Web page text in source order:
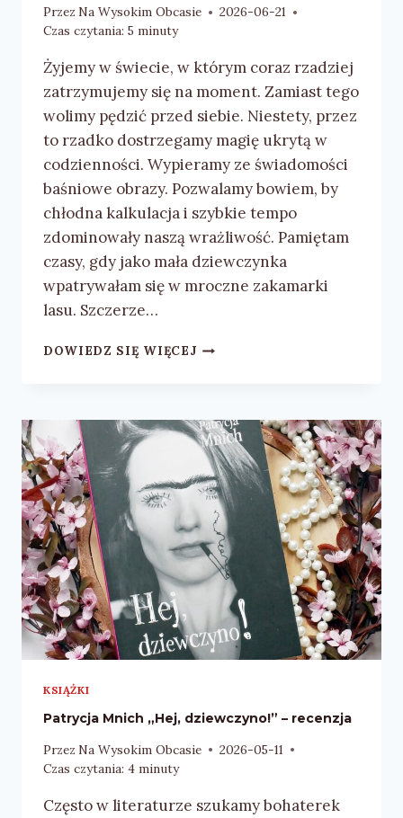
Przez Na Wysokim Obcasie
2026-06-21
Czas czytania: 5 minuty
Żyjemy w świecie, w którym coraz rzadziej
zatrzymujemy się na moment. Zamiast tego
wolimy pędzić przed siebie. Niestety, przez
to rzadko dostrzegamy magię ukrytą w
codzienności. Wypieramy ze świadomości
baśniowe obrazy. Pozwalamy bowiem, by
chłodna kalkulacja i szybkie tempo
zdominowały naszą wrażliwość. Pamiętam
czasy, gdy jako mała dziewczynka
wpatrywałam się w mroczne zakamarki
lasu. Szczerze…
DOWIEDZ SIĘ WIĘCEJNORBERT
LEŚNYM
STAWIE”
RECENZJA
KSIĄŻKI
Patrycja Mnich „Hej, dziewczyno!” – recenzja
Przez Na Wysokim Obcasie
2026-05-11
Czas czytania: 4 minuty
Często w literaturze szukamy bohaterek